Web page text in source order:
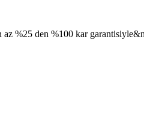
%25 den %100 kar